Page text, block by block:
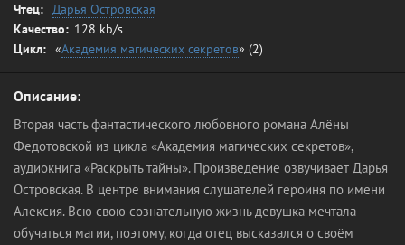
Чтец: Дарья Островская
Качество: 128 kb/s
Цикл: «Академия магических секретов» (2)
Описание:
Вторая часть фантастического любовного романа Алёны
Федотовской из цикла «Академия магических секретов»,
аудиокнига «Раскрыть тайны». Произведение озвучивает Дарья
Островская. В центре внимания слушателей героиня по имени
Алексия. Всю свою сознательную жизнь девушка мечтала
обучаться магии, поэтому, когда отец высказался о своём